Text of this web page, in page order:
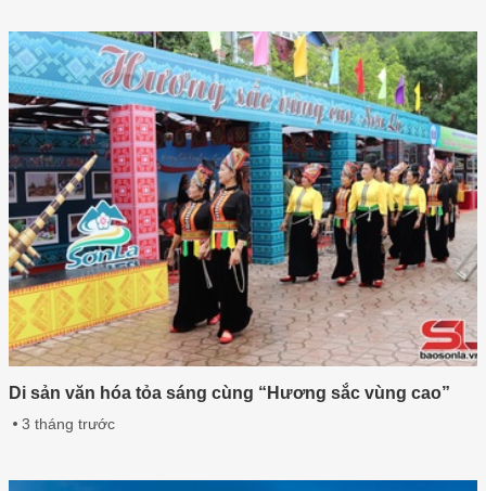
Di sản văn hóa tỏa sáng cùng “Hương sắc vùng cao”
3 tháng trước